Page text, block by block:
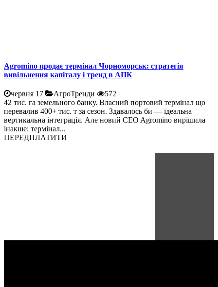
Agromino продає термінал Чорноморськ: стратегія
вивільнення капіталу і тренд в АПК
червня 17 АгроТренди
572
42 тис. га земельного банку. Власний портовий термінал що
перевалив 400+ тис. т за сезон. Здавалось би — ідеальна
вертикальна інтеграція. Але новий CEO Agromino вирішила
інакше: термінал...
ПЕРЕДПЛАТИТИ